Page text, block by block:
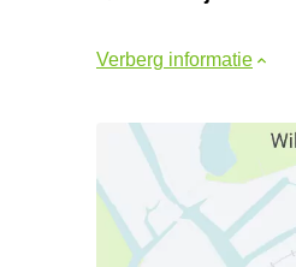
Verberg informatie